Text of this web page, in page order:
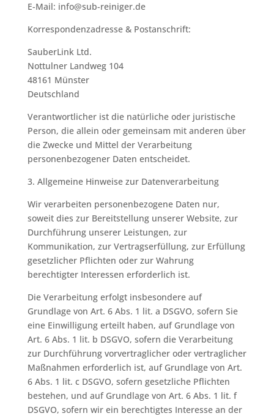
E-Mail: info@sub-reiniger.de
Korrespondenzadresse & Postanschrift:
SauberLink Ltd.
Nottulner Landweg 104
48161 Münster
Deutschland
Verantwortlicher ist die natürliche oder juristische
Person, die allein oder gemeinsam mit anderen über
die Zwecke und Mittel der Verarbeitung
personenbezogener Daten entscheidet.
3. Allgemeine Hinweise zur Datenverarbeitung
Wir verarbeiten personenbezogene Daten nur,
soweit dies zur Bereitstellung unserer Website, zur
Durchführung unserer Leistungen, zur
Kommunikation, zur Vertragserfüllung, zur Erfüllung
gesetzlicher Pflichten oder zur Wahrung
berechtigter Interessen erforderlich ist.
Die Verarbeitung erfolgt insbesondere auf
Grundlage von Art. 6 Abs. 1 lit. a DSGVO, sofern Sie
eine Einwilligung erteilt haben, auf Grundlage von
Art. 6 Abs. 1 lit. b DSGVO, sofern die Verarbeitung
zur Durchführung vorvertraglicher oder vertraglicher
Maßnahmen erforderlich ist, auf Grundlage von Art.
6 Abs. 1 lit. c DSGVO, sofern gesetzliche Pflichten
bestehen, und auf Grundlage von Art. 6 Abs. 1 lit. f
DSGVO, sofern wir ein berechtigtes Interesse an der